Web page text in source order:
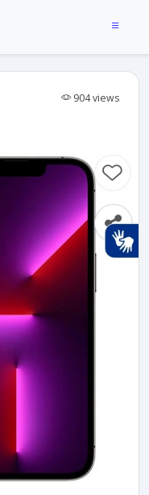
904 views